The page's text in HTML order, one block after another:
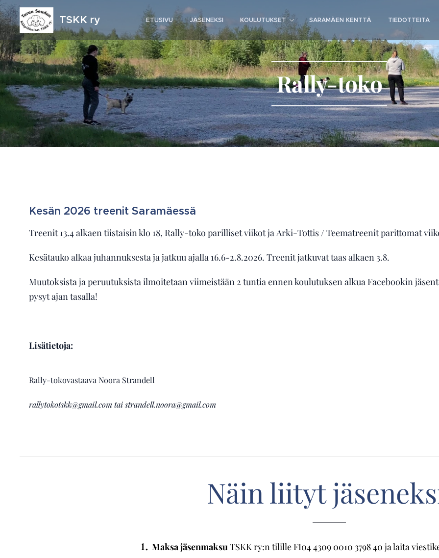
TSKK ry ETUSIVU JÄSENEKSI KOULUTUKSET SARAMÄEN KENTTÄ TIEDOTTEITA
Rally-toko
Kesän 2026 treenit Saramäessä
Treenit 13.4 alkaen tiistaisin klo 18, Rally-toko parilliset viikot ja Arki-Tottis / Teematreenit parittomat
Kesätauko alkaa juhannuksesta ja jatkuu ajalla 16.6-2.8.2026. Treenit jatkuvat taas alkaen 3.8.
Muutoksista ja peruutuksista ilmoitetaan viimeistään 2 tuntia ennen koulutuksen alkua Facebookin
pysyt ajan tasalla!
Lisätietoja:
Rally-tokovastaava Noora Strandell
rallytokotskk@gmail.com taistrandell.noora@gmail.com
Näin liityt
1. Maksa jäsenmaksuTSKK ry:n tilille FI04 4309 0010 3798 40 ja laita